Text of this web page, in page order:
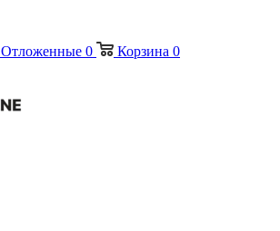
Отложенные 0 Корзина 0